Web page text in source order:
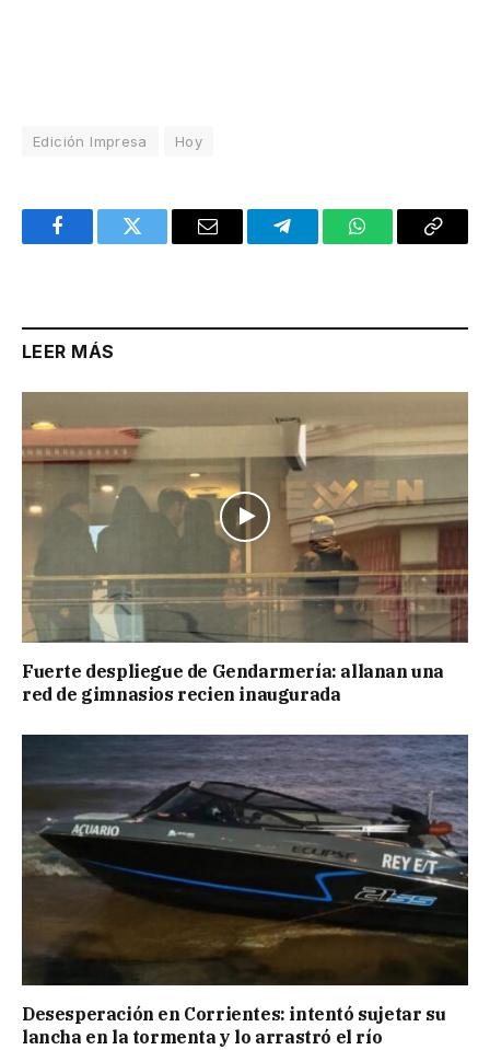
Edición Impresa Hoy
FacebookTwitter Email TelegramWhatsAppCopy
LEER MÁS
Fuerte despliegue de Gendarmería: allanan una
red de gimnasios recien inaugurada
Desesperación en Corrientes: intentó sujetar su
lancha en la tormenta y lo arrastró el río